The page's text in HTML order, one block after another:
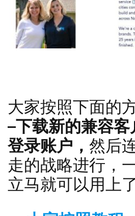
大家按照下面的
–下载新的兼容
登录账户， 然后
走的战略进行，
立马就可以用上了